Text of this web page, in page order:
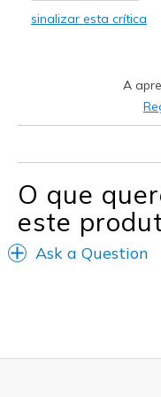
sinalizar esta crítica
A
O que
este
Ask a Question